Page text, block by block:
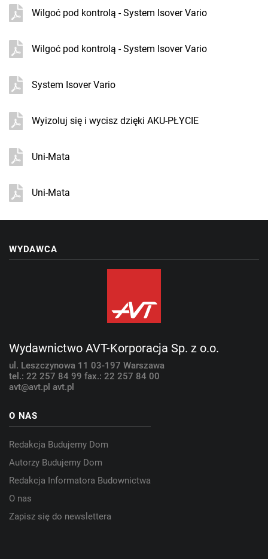
Wilgoć pod kontrolą - System Isover Vario
Wilgoć pod kontrolą - System Isover Vario
System Isover Vario
Wyizoluj się i wycisz dzięki AKU-PŁYCIE
Uni-Mata
Uni-Mata
WYDAWCA
Wydawnictwo AVT-Korporacja Sp. z o.o.
ul. Leszczynowa 11 03-197 Warszawa
tel.: 22 257 84 99 fax.: 22 257 84 00
avt@avt.pl avt.pl
O NAS
Redakcja Budujemy Dom
Autorzy Budujemy Dom
Redakcja Informatora Budownictwa
O nas
Zapisz się do newslettera